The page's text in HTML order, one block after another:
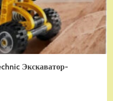
Экскаватор-